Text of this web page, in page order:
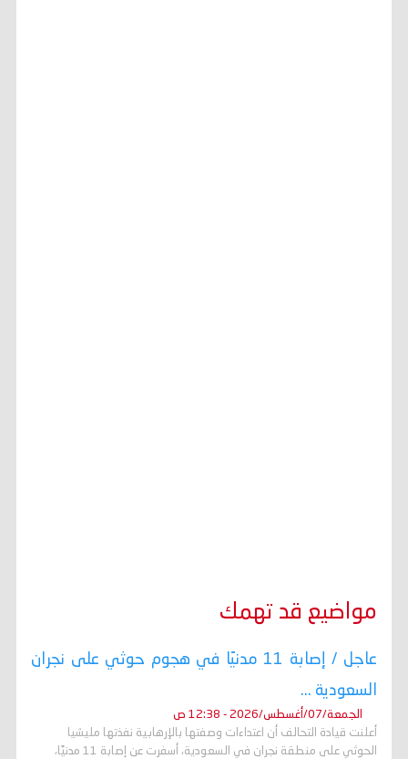
مواضيع قد تهمك
عاجل / إصابة 11 مدنيًا في هجوم حوثي على نجران
السعودية ...
الجمعة/07/أغسطس/2026 - 12:38 ص
أعلنت قيادة التحالف أن اعتداءات وصفتها بالإرهابية نفذتها مليشيا
الحوثي على منطقة نجران في السعودية، أسفرت عن إصابة 11 مدنيًا،